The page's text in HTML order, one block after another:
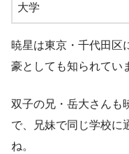
大学
暁星は東京・千代田区
豪としても知られてい
双子の兄・岳大さんも
で、兄妹で同じ学校に
ね。